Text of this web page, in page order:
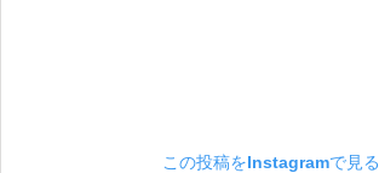
この投稿をInstagramで見る